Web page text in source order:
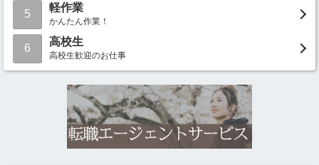
5
軽作業
かんたん作業！
6
高校生
高校生歓迎のお仕事